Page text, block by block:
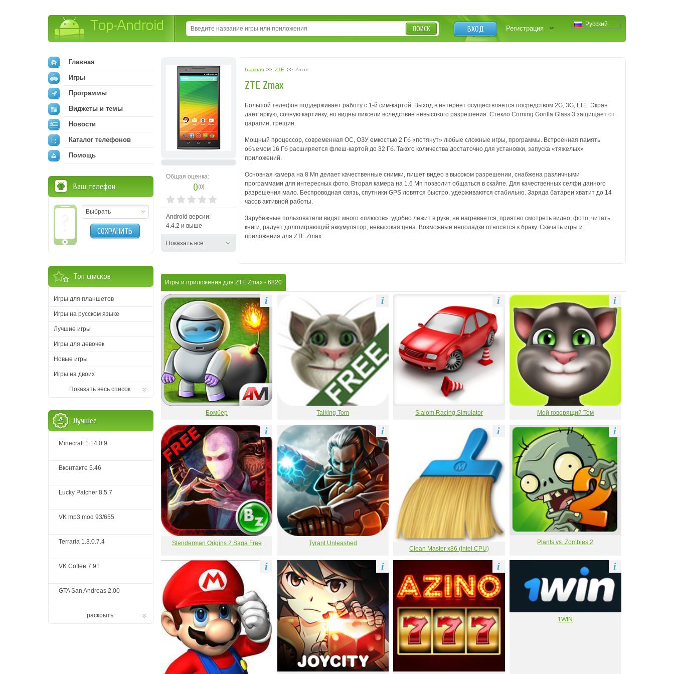
Русский
ВХОД Регистрация
ПОИСК
Общая оценка:
0(0)
Android версии:
4.4.2 и выше
Показать все
Главная >> ZTE >> Zmax
ZTE Zmax
Большой телефон поддерживает работу с 1-й сим-картой. Выход в интернет осуществляется посредством 2G, 3G, LTE. Экран
дает яркую, сочную картинку, но видны пиксели вследствие невысокого разрешения. Стекло Corning Gorilla Glass 3 защищает от
царапин, трещин.
Мощный процессор, современная ОС, ОЗУ емкостью 2 Гб «потянут» любые сложные игры, программы. Встроенная память
объемом 16 Гб расширяется флеш-картой до 32 Гб. Такого количества достаточно для установки, запуска «тяжелых»
приложений.
Основная камера на 8 Мп делает качественные снимки, пишет видео в высоком разрешении, снабжена различными
программами для интересных фото. Вторая камера на 1.6 Мп позволит общаться в скайпе. Для качественных селфи данного
разрешения мало. Беспроводная связь, спутники GPS ловятся быстро, удерживаются стабильно. Заряда батареи хватит до 14
часов активной работы.
Зарубежные пользователи видят много «плюсов»: удобно лежит в руке, не нагревается, приятно смотреть видео, фото, читать
книги, радует долгоиграющий аккумулятор, невысокая цена. Возможные неполадки относятся к браку. Скачать игры и
приложения для ZTE Zmax.
Игры и приложения для ZTE Zmax - 6820
Бомбер
i
Talking Tom
i
Slalom Racing Simulator
i
Мой говорящий Том
i
Slenderman Origins 2 Saga Free
i
Tyrant Unleashed
i
Clean Master x86 (Intel CPU)
i
Plants vs. Zombies 2
i
i i i
1WIN
i
Главная
Игры
Программы
Виджеты и темы
Новости
Каталог телефонов
Помощь
Ваш телефон
Выбрать
СОХРАНИТЬ
Топ списков
Игры для планшетов
Игры на русском языке
Лучшие игры
Игры для девочек
Новые игры
Игры на двоих
Показать весь список
Лучшее
Minecraft 1.14.0.9
Вконтакте 5.46
Lucky Patcher 8.5.7
VK mp3 mod 93/655
Terraria 1.3.0.7.4
VK Coffee 7.91
GTA San Andreas 2.00
раскрыть